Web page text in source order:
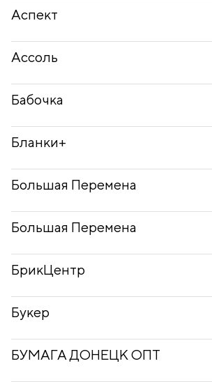
Аспект
Ассоль
Бабочка
Бланки+
Большая Перемена
Большая Перемена
БрикЦентр
Букер
БУМАГА ДОНЕЦК ОПТ